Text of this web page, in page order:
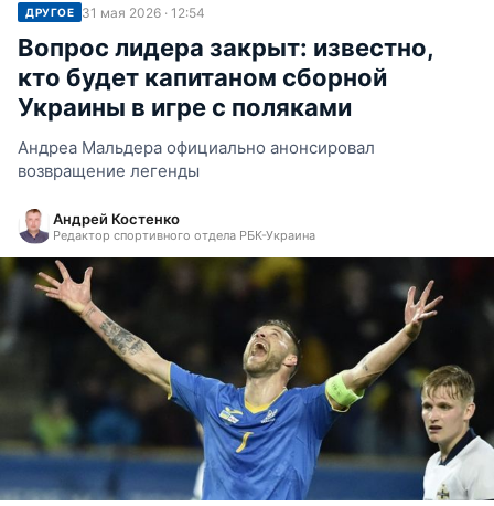
ДРУГОЕ 31 мая 2026 · 12:54
Вопрос лидера закрыт: известно,
кто будет капитаном сборной
Украины в игре с поляками
Андреа Мальдера официально анонсировал
возвращение легенды
Андрей Костенко
Редактор спортивного отдела РБК-Украина